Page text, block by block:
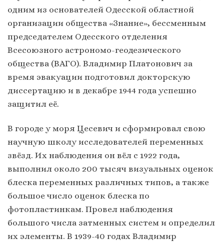
одним из основателей Одесской областной
организации общества «Знание», бессменным
председателем Одесского отделения
Всесоюзного астрономо-геодезического
общества (ВАГО). Владимир Платонович за
время эвакуации подготовил докторскую
диссертацию и в декабре 1944 года успешно
защитил её.
В городе у моря Цесевич и сформировал свою
научную школу исследователей переменных
звёзд. Их наблюдения он вёл с 1922 года,
выполнил около 200 тысяч визуальных оценок
блеска переменных различных типов, а также
большое число оценок блеска по
фотопластинкам. Провел наблюдения
большого числа затменных систем и определил
их элементы. В 1939-40 годах Владимир